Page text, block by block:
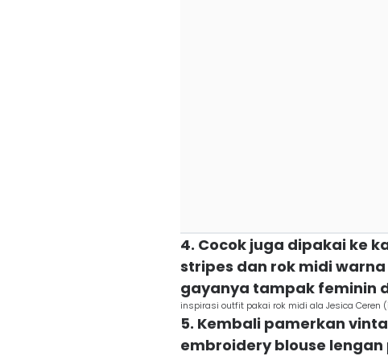
4. Cocok juga dipakai ke
stripes dan rok midi
gayanya tampak feminin
inspirasi outfit pakai rok midi ala Jesica Ceren
5. Kembali pamerkan
embroidery blouse